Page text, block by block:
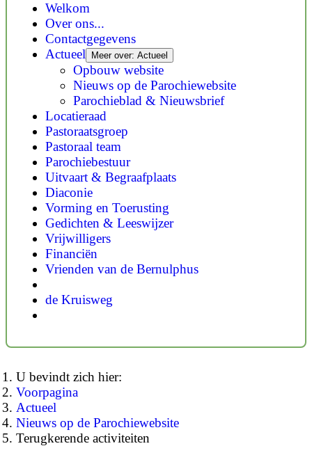
Welkom
Over ons...
Contactgegevens
Actueel
Meer over: Actueel
Opbouw website
Nieuws op de Parochiewebsite
Parochieblad & Nieuwsbrief
Locatieraad
Pastoraatsgroep
Pastoraal team
Parochiebestuur
Uitvaart & Begraafplaats
Diaconie
Vorming en Toerusting
Gedichten & Leeswijzer
Vrijwilligers
Financiën
Vrienden van de Bernulphus
de Kruisweg
U bevindt zich hier:
Voorpagina
Actueel
Nieuws op de Parochiewebsite
Terugkerende activiteiten